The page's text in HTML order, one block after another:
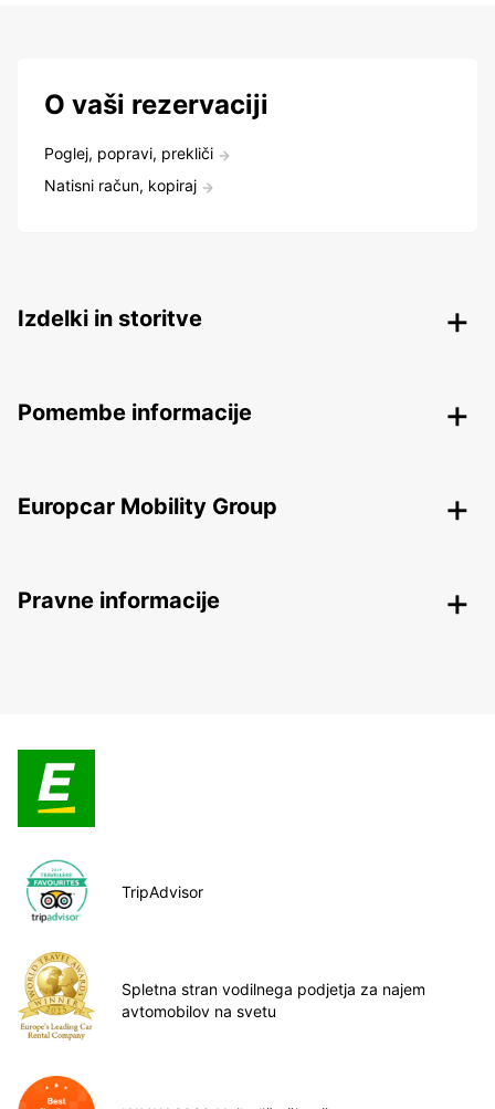
O vaši rezervaciji
Poglej, popravi, prekliči
Natisni račun, kopiraj
Izdelki in storitve
Pomembe informacije
Europcar Mobility Group
Pravne informacije
TripAdvisor
Spletna stran vodilnega podjetja za najem
avtomobilov na svetu